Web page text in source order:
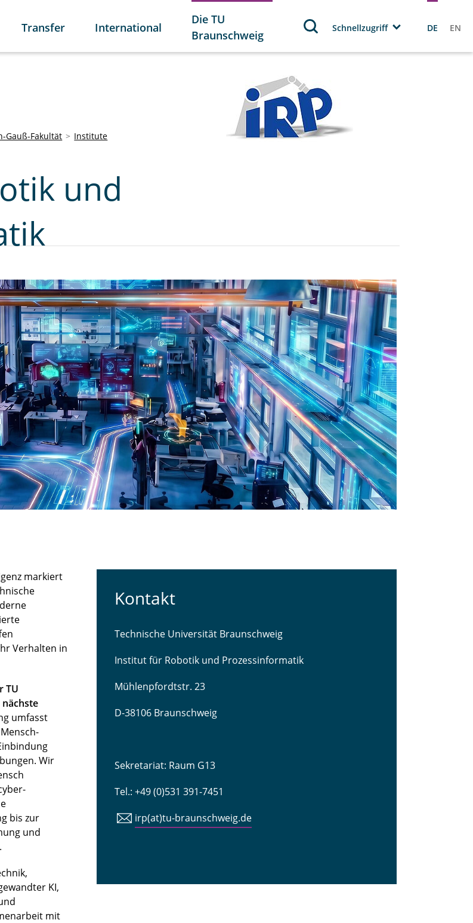
Transfer International
Die TU
Braunschweig
Schnellzugriff DE EN
Gauß-Fakultät Institute
und
markiert
Verhalten in
TU
umfasst
Wir
bis zur
und
KI,
mit
Kontakt
Technische Universität Braunschweig
Institut für Robotik und Prozessinformatik
Mühlenpfordtstr. 23
D-38106 Braunschweig
Sekretariat: Raum G13
Tel.: +49 (0)531 391-7451
irp(at)tu-braunschweig.de